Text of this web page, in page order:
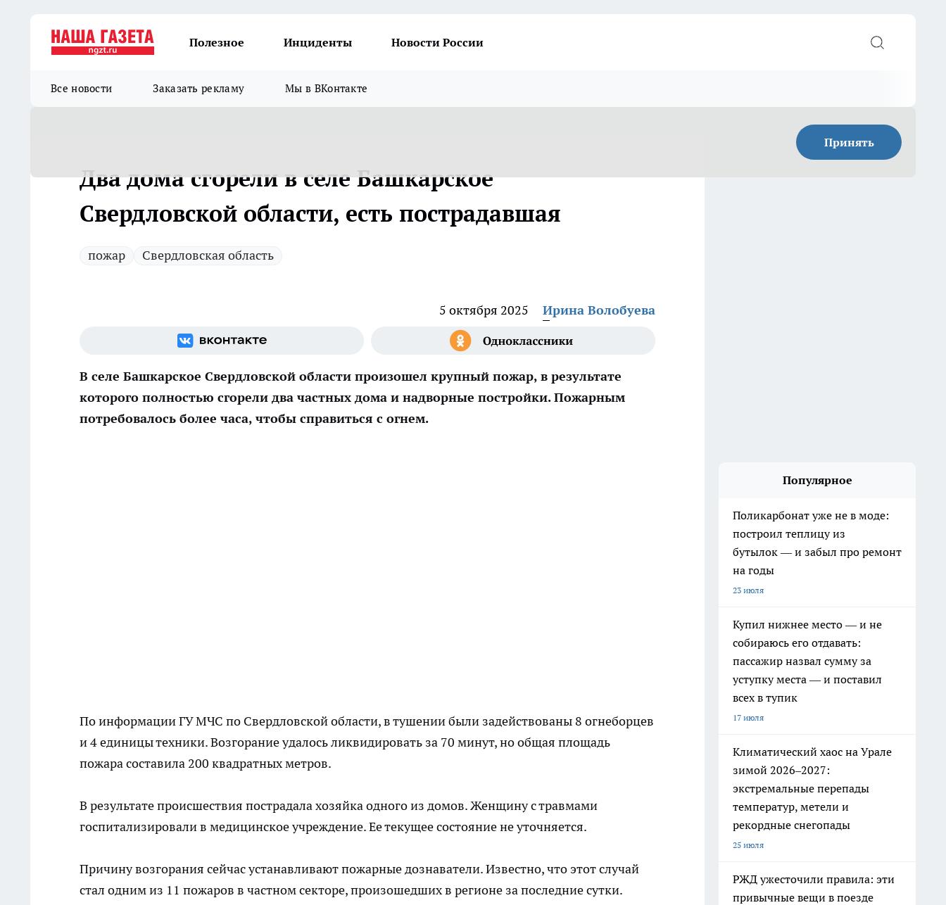
Полезное Инциденты Новости России
Все новости Заказать рекламу Мы в ВКонтакте
Принять
Два дома сгорели в селе Башкарское
Свердловской области, есть пострадавшая
пожар Свердловская область
5 октября 2025 Ирина Волобуева
В селе Башкарское Свердловской области произошел крупный пожар, в результате
которого полностью сгорели два частных дома и надворные постройки. Пожарным
потребовалось более часа, чтобы справиться с огнем.
По информации ГУ МЧС по Свердловской области, в тушении были задействованы 8 огнеборцев
и 4 единицы техники. Возгорание удалось ликвидировать за 70 минут, но общая площадь
пожара составила 200 квадратных метров.
В результате происшествия пострадала хозяйка одного из домов. Женщину с травмами
госпитализировали в медицинское учреждение. Ее текущее состояние не уточняется.
Причину возгорания сейчас устанавливают пожарные дознаватели. Известно, что этот случай
стал одним из 11 пожаров в частном секторе, произошедших в регионе за последние сутки.
Популярное
Поликарбонат уже не в моде:
построил теплицу из
бутылок — и забыл про ремонт
на годы
23 июля
Купил нижнее место — и не
собираюсь его отдавать:
пассажир назвал сумму за
уступку места — и поставил
всех в тупик
17 июля
Климатический хаос на Урале
зимой 2026–2027:
экстремальные перепады
температур, метели и
рекордные снегопады
25 июля
РЖД ужесточили правила: эти
привычные вещи в поезде